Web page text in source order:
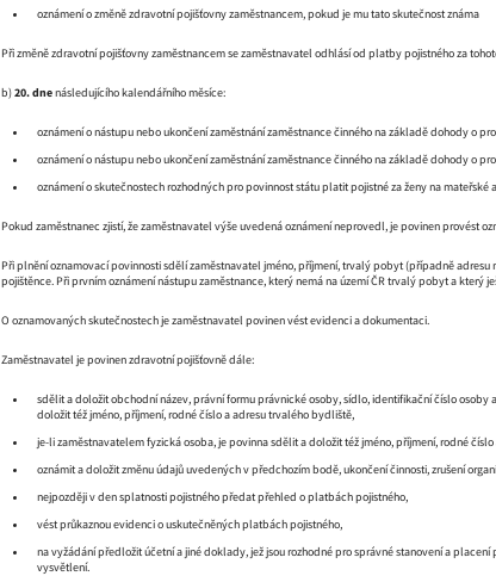
oznámení o změně zdravotní pojišťovny zaměstnancem, pokud je mu tato skutečnost známa
Při změně zdravotní pojišťovny zaměstnancem se zaměstnavatel odhlásí od platby pojistného za
b)20.dnenásledujícího kalendářního měsíce:
oznámení o nástupu nebo ukončení zaměstnání zaměstnance činného na základě dohody o
oznámení o nástupu nebo ukončení zaměstnání zaměstnance činného na základě dohody o
oznámení o skutečnostech rozhodných pro povinnost státu platit pojistné za ženy na
Pokud zaměstnanec zjistí, že zaměstnavatel výše uvedená oznámení neprovedl, je povinen provést
Při plnění oznamovací povinnosti sdělí zaměstnavatel jméno, příjmení, trvalý pobyt (případně
pojištěnce. Při prvním oznámení nástupu zaměstnance, který nemá na území ČR trvalý pobyt a
O oznamovaných skutečnostech je zaměstnavatel povinen vést evidenci a dokumentaci.
Zaměstnavatel je povinen zdravotní pojišťovně dále:
sdělit a doložit obchodní název, právní formu právnické osoby, sídlo, identifikační číslo
doložit též jméno, příjmení, rodné číslo a adresu trvalého bydliště,
je-li zaměstnavatelem fyzická osoba, je povinna sdělit a doložit též jméno, příjmení, rodné
oznámit a doložit změnu údajů uvedených v předchozím bodě, ukončení činnosti, zrušení
nejpozději v den splatnosti pojistného předat přehled o platbách pojistného,
vést průkaznou evidenci o uskutečněných platbách pojistného,
na vyžádání předložit účetní a jiné doklady, jež jsou rozhodné pro správné stanovení a
vysvětlení.